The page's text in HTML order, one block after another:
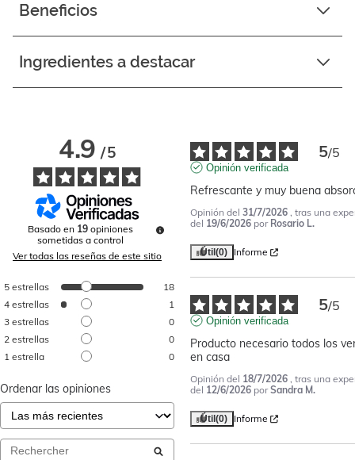
Beneficios
Ingredientes a destacar
4.9/5
Basado en 19 opiniones
sometidas a control
Ver todas las reseñas de este sitio
5 estrellas
18
4 estrellas
1
3 estrellas
0
2 estrellas
0
1 estrella 0
Ordenar las opiniones
5/5
Opinión verificada
Refrescante y muy buena
Opinión del 31/7/2026 , tras una
del 19/6/2026 por Rosario L.
Útil (0) Informe
5/5
Opinión verificada
Producto necesario todos los
en casa
Opinión del 18/7/2026 , tras una
del 12/6/2026 porSandra M.
Útil (0) Informe